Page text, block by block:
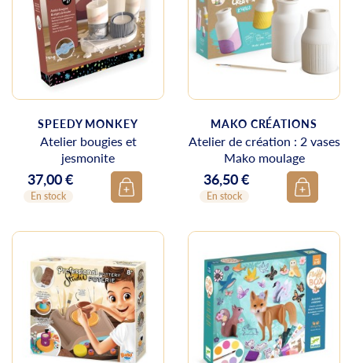
SPEEDY MONKEY
Atelier bougies et
jesmonite
Prix
37,00 €
En stock
MAKO CRÉATIONS
Atelier de création : 2 vases
Mako moulage
Prix
36,50 €
En stock